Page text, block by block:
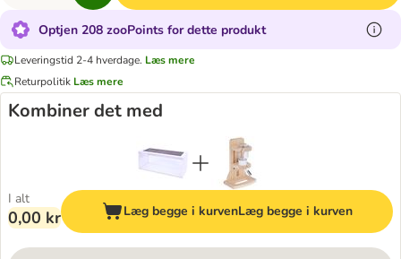
Optjen 208 zooPoints for dette produkt
Leveringstid 2-4 hverdage. Læs mere
Returpolitik Læs mere
Kombiner det med
I alt
0,00 kr Læg begge i kurvenLæg begge i kurven